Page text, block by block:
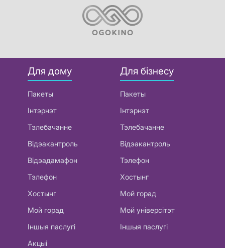
Для дому
Пакеты
Інтэрнэт
Тэлебачанне
Відэакантроль
Відэадамафон
Тэлефон
Хостынг
Мой горад
Іншыя паслугі
Акцыі
Для бізнесу
Пакеты
Інтэрнэт
Тэлебачанне
Відэакантроль
Тэлефон
Хостынг
Мой горад
Мой універсітэт
Іншыя паслугі